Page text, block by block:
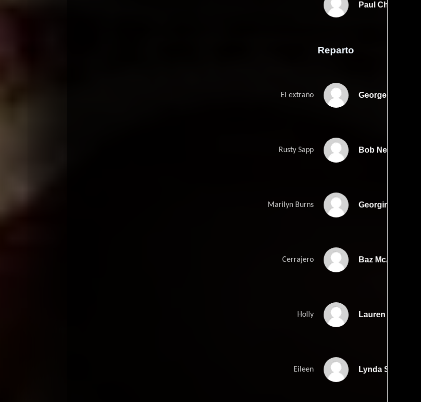
Paul Chinas
Reparto
El extraño George Shevtsov
Rusty Sapp Bob Newman
Marilyn Burns Georgina Haig
Cerrajero Baz McAlister
Holly Lauren Dillon
Eileen Lynda Stoner